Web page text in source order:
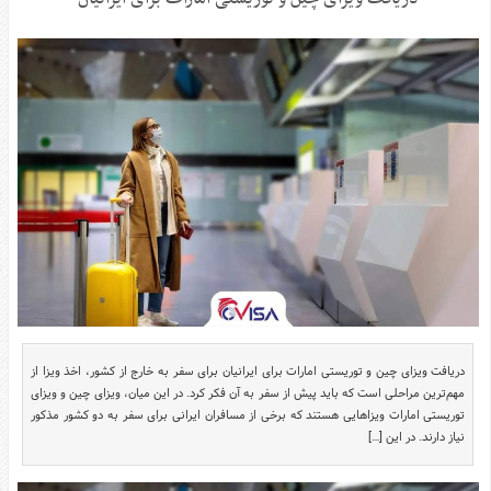
هنر
ورزش
منوی
پزشکی
تکنولوژی
جوک
زناشویی
لباس
دریافت ویزای چین و توریستی امارات برای ایرانیان برای سفر به خارج از کشور، اخذ ویزا از
مهم‌ترین مراحلی است که باید پیش از سفر به آن فکر کرد. در این میان، ویزای چین و ویزای
توریستی امارات ویزاهایی هستند که برخی از مسافران ایرانی برای سفر به دو کشور مذکور
نیاز دارند. در این […]